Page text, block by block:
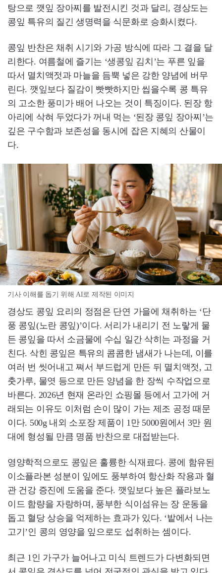
탕으로 깻잎 장아찌를 발전시킨 것과 달리, 경상도는
콩잎 특유의 질긴 생명력을 식문화로 승화시켰다.
콩잎 반찬은 채취 시기와 가공 방식에 따라 그 결을 달
리한다. 여름철에 즐기는 ‘생콩잎 김치’는 푸른 잎을
따서 멸치액젓과 마늘을 듬뿍 넣은 강한 양념에 버무
린다. 깻잎보다 질감이 빳빳하지만 씹을수록 콩 특유
의 고소한 풍미가 배어 나오는 것이 특징이다. 된장 항
아리에 삭혀 두었다가 꺼내 먹는 ‘된장 콩잎 장아찌’는
깊은 구수함과 보존성을 동시에 잡은 지혜의 산물이
다.
기사 이해를 돕기 위해 AI로 제작된 이미지
경상도 콩잎 요리의 정점은 단연 가을에 채취하는 ‘단
풍 콩잎(노란 콩잎)’이다. 서리가 내리기 전 노랗게 물
든 콩잎을 따서 소금물에 수십 일간 삭히는 과정을 거
친다. 삭힌 콩잎은 특유의 콤콤한 냄새가 나는데, 이를
여러 번 씻어내고 쪄서 부드럽게 만든 뒤 멸치액젓, 고
춧가루, 물엿 등으로 만든 양념을 한 장씩 수작업으로
바른다. 2026년 현재 온라인 쇼핑몰 등에서 고가에 거
래되는 이유도 이처럼 손이 많이 가는 제조 공정 때문
이다. 500g 내외 소포장 제품이 1만 5000원에서 3만 원
대에 형성될 만큼 명품 반찬으로 대접받는다.
영양학적으로도 콩잎은 훌륭한 식재료다. 콩에 함유된
이소플라본 성분이 잎에도 풍부하여 항산화 작용과 혈
관 건강 증진에 도움을 준다. 깻잎보다 높은 플라보노
이드 함량을 자랑하며, 풍부한 식이섬유는 장 운동을
돕고 혈당 상승을 억제하는 효과가 있다. ‘밭에서 나는
고기’인 콩의 영양을 잎으로도 섭취하는 셈이다.
최근 1인 가구가 늘어나고 미식 트렌드가 다변화되면